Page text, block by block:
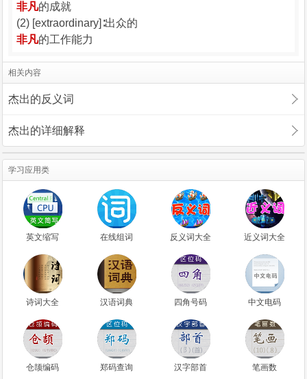
非凡的成就
(2) [extraordinary]∶出众的
非凡的工作能力
相关内容
杰出的反义词
杰出的详细解释
学习应用类
英文缩写 在线组词 反义词大全 近义词大全
诗词大全 汉语词典 四角号码 中文电码
仓颉编码 郑码查询 汉字部首 笔画数